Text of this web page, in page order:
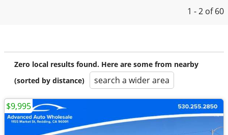
1 - 2 of 60
Zero local results found. Here are some from nearby
(sorted by distance)
search a wider area
$9,995